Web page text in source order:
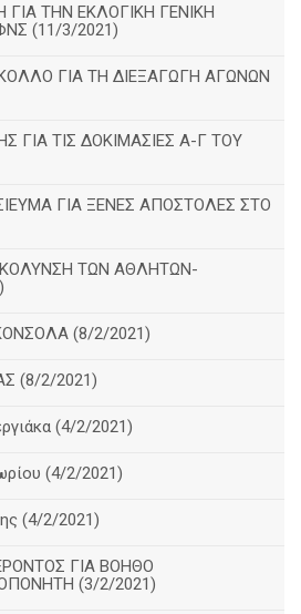
ΤΗΝ ΕΚΛΟΓΙΚΗ ΓΕΝΙΚΗ
(11/3/2021)
ΓΙΑ ΤΗ ΔΙΕΞΑΓΩΓΗ ΑΓΩΝΩΝ
ΓΙΑ ΤΙΣ ΔΟΚΙΜΑΣΙΕΣ Α-Γ ΤΟΥ
ΓΙΑ ΞΕΝΕΣ ΑΠΟΣΤΟΛΕΣ ΣΤΟ
ΤΩΝ ΑΘΛΗΤΩΝ-
(8/2/2021)
(8/2/2021)
(4/2/2021)
(4/2/2021)
(4/2/2021)
ΓΙΑ ΒΟΗΘΟ
(3/2/2021)